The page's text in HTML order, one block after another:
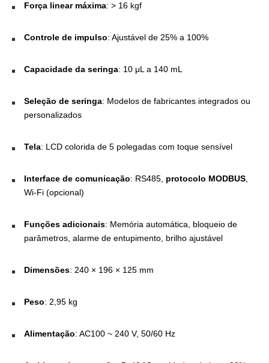
Força linear máxima: > 16 kgf
Controle de impulso: Ajustável de 25% a 100%
Capacidade da seringa: 10 μL a 140 mL
Seleção de seringa: Modelos de fabricantes integrados ou
personalizados
Tela: LCD colorida de 5 polegadas com toque sensível
Interface de comunicação: RS485, protocolo MODBUS,
Wi-Fi (opcional)
Funções adicionais: Memória automática, bloqueio de
parâmetros, alarme de entupimento, brilho ajustável
Dimensões: 240 × 196 × 125 mm
Peso: 2,95 kg
Alimentação: AC100 ~ 240 V, 50/60 Hz